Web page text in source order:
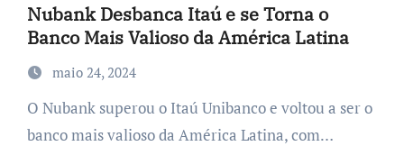
Nubank Desbanca Itaú e se Torna o
Banco Mais Valioso da América Latina
maio 24, 2024
O Nubank superou o Itaú Unibanco e voltou a ser o
banco mais valioso da América Latina, com…